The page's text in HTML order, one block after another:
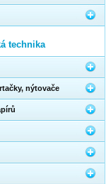
technika
nýtovače